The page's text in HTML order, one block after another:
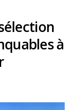
à